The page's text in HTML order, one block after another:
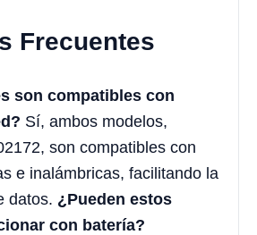
Frecuentes
son compatibles con
Sí, ambos modelos,
son compatibles con
e inalámbricas, facilitando la
datos. ¿Pueden estos
con batería?